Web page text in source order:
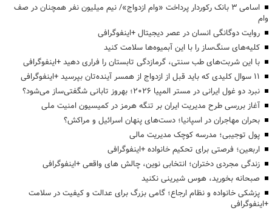
اسامی ۳ بانک رکوردار پرداخت «وام ازدواج»/ نیم میلیون نفر همچنان در صف
وام
روایت دوگانگی انسان در عصر دیجیتال +اینفوگرافی
کلیه‌های سنگ‌ساز را با این آبمیوه‌ها سلامت کنید
با این شربت‌های طب سنتی، گرمازدگی تابستان را فراری دهید +اینفوگرافی
۱۱ سوال کلیدی که باید قبل از ازدواج از همسر آینده‌تان بپرسید +اینفوگرافی
نبرد دو غول ایرانی در مستر المپیا ۲۰۲۶؛ بهروز تابانی شگفتی‌ساز می‌شود؟
آغاز بررسی طرح مدیریت ایران بر تنگه هرمز در کمیسیون امنیت ملی
بحران مهاجران در اسپانیا؛ دست‌های پنهان اسرائیل و مراکش؟
پول توجیبی؛ مدرسه کوچک مدیریت مالی
اربعین؛ فرصتی برای تحکیم خانواده +اینفوگرافی
زندگی مجردی دختران؛ انتخابی نوین، چالش های واقعی +اینفوگرافی
صبحانه بخورید، هوس شیرینی نکنید
پزشکی خانواده و نظام ارجاع؛ گامی بزرگ برای عدالت و کیفیت در سلامت
+اینفوگرافی